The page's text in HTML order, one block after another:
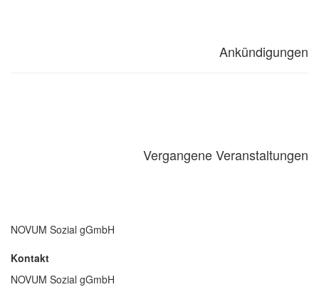
Ankündigungen
VergangeneVeranstaltungen
NOVUM Sozial gGmbH
Kontakt
NOVUM Sozial gGmbH